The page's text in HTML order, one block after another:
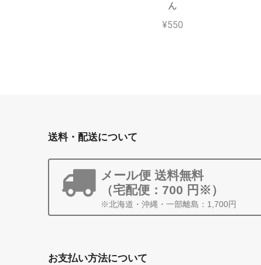
ん
¥550
送料・配送について
メール便 送料無料
（宅配便：700 円※）
※北海道・沖縄・一部離島：1,700円
お支払い方法について